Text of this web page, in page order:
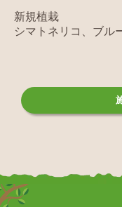
新規植栽
シマトネリコ、ブル